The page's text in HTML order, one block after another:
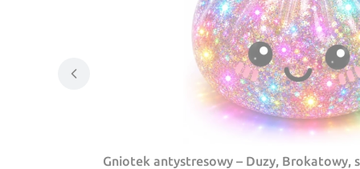
Gniotek antystresowy – Duzy, Brokatowy,